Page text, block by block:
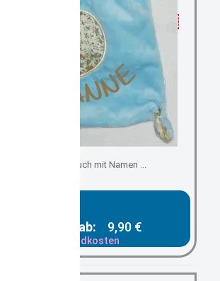
Schmuse-, Kuscheltuch mit Namen ...
Gesamtpreis ab: 9,90 €
zzgl. Versandkosten